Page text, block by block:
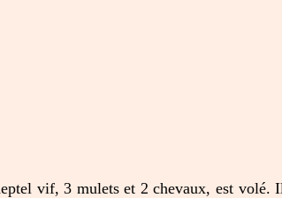
vif, 3 mulets et 2 chevaux, est volé.